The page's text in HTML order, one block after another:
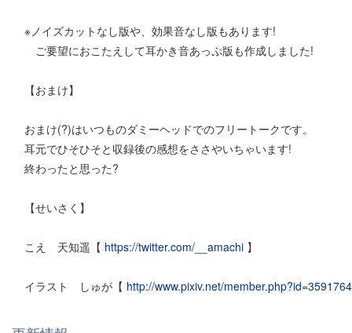
※ノイズカットなし版や、効果音なし版もあります!
ご要望におこたえして耳かき音あっぷ版も作成しました!
【おまけ】
おまけ(?)はいつものダミーヘッドでのフリートークです。
耳元でひそひそと収録後の感想をささやいちゃいます!
終わったと思った?
【せいさく】
こえ 天知遥【 https://twitter.com/__amachi 】
イラスト しゅが【 http://www.pixiv.net/member.php?id=3591764